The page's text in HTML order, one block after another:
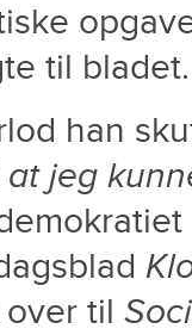
til bladet.
han
jeg
til